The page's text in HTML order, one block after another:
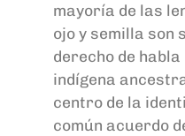
mayoría de las
ojo y semilla son
derecho de
indígena
centro de la
común acuerdo